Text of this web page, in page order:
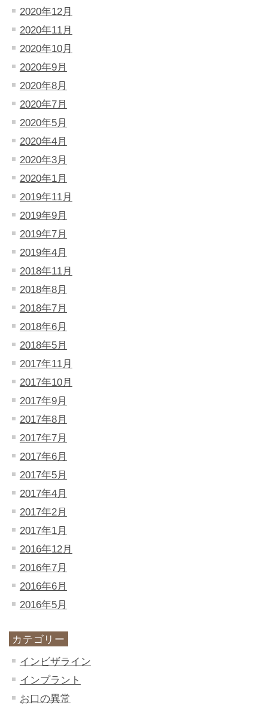
2020年12月
2020年11月
2020年10月
2020年9月
2020年8月
2020年7月
2020年5月
2020年4月
2020年3月
2020年1月
2019年11月
2019年9月
2019年7月
2019年4月
2018年11月
2018年8月
2018年7月
2018年6月
2018年5月
2017年11月
2017年10月
2017年9月
2017年8月
2017年7月
2017年6月
2017年5月
2017年4月
2017年2月
2017年1月
2016年12月
2016年7月
2016年6月
2016年5月
カテゴリー
インビザライン
インプラント
お口の異常